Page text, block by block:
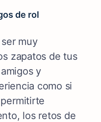
de rol
muy
zapatos de tus
y
como si
los retos de